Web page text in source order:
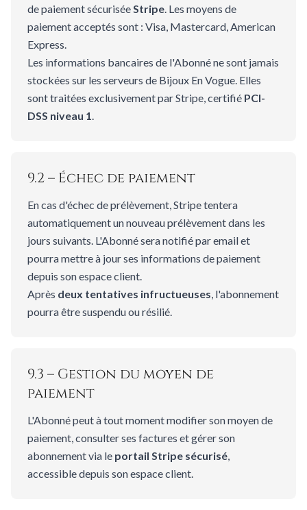
de paiement sécuriséeStripe. Les moyens de
paiement acceptés sont : Visa, Mastercard, American
Express.
Les informations bancaires de l'Abonné ne sont jamais
stockées sur les serveurs de Bijoux En Vogue. Elles
sont traitées exclusivement par Stripe, certifié PCI-
DSS niveau 1.
9.2 – Échec de paiement
En cas d'échec de prélèvement, Stripe tentera
automatiquement un nouveau prélèvement dans les
jours suivants. L'Abonné sera notifié par email et
pourra mettre à jour ses informations de paiement
depuis son espace client.
Après deux tentatives infructueuses, l'abonnement
pourra être suspendu ou résilié.
9.3 – Gestion du moyen de
paiement
L'Abonné peut à tout moment modifier son moyen de
paiement, consulter ses factures et gérer son
abonnement via le portail Stripe sécurisé,
accessible depuis son espace client.